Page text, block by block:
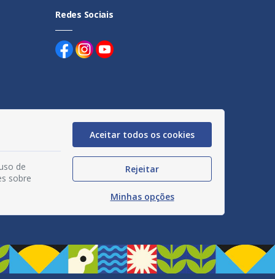
Redes Sociais
de
sobre
Aceitar todos os cookies
Rejeitar
Minhas opções